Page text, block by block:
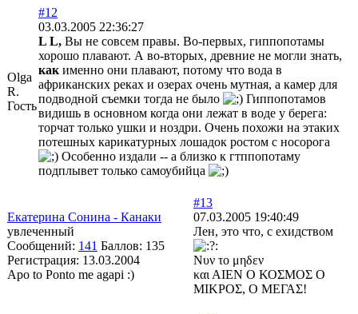
Olga
R.
Гость
#12
03.03.2005 22:36:27
L L, Вы не совсем правы. Во-первых, гиппопотамы
хорошо плавают. А во-вторых, древние не могли знать,
как именно они плавают, потому что вода в
африканских реках и озерах очень мутная, а камер для
подводной съемки тогда не было
Гиппопотамов
видишь в основном когда они лежат в воде у берега:
торчат только ушки и ноздри. Очень похожи на этаких
потешных карикатурных лошадок ростом с носорога
Особенно издали -- а близко к гтппопотаму
подплывет только самоубийца
Екатерина Сонина - Канаки
увлеченный
Сообщений: 141 Баллов: 135
Регистрация: 13.03.2004
Apo to Ponto me agapi :)
#13
07.03.2005 19:40:49
Лен, это что, с ехидством
Νυν το μηδεν
και ΑΙΕΝ Ο ΚΟΣΜΟΣ Ο
ΜΙΚΡΟΣ, Ο ΜΕΓΑΣ!